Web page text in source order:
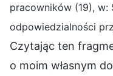
pracowników (19), w:
odpowiedzialności
Czytając ten
o moim własnym